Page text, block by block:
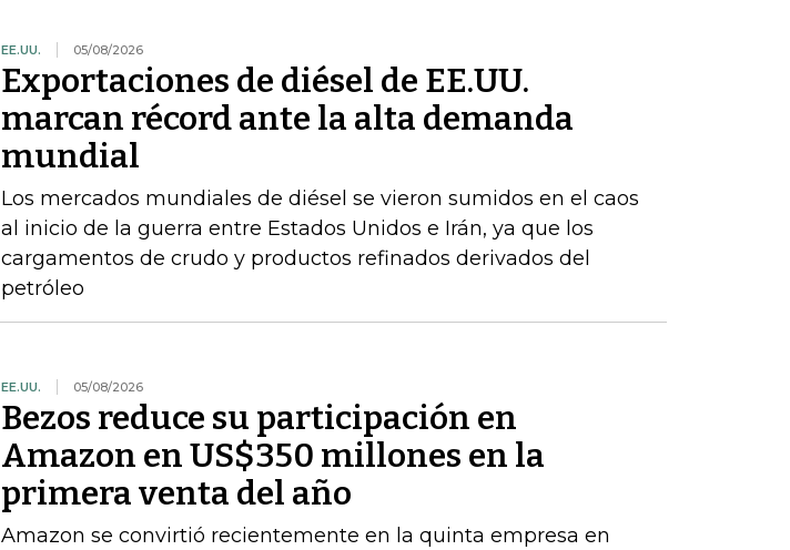
EE.UU. 05/08/2026
Exportaciones de diésel de EE.UU.
marcan récord ante la alta demanda
mundial
Los mercados mundiales de diésel se vieron sumidos en el caos
al inicio de la guerra entre Estados Unidos e Irán, ya que los
cargamentos de crudo y productos refinados derivados del
petróleo
EE.UU. 05/08/2026
Bezos reduce su participación en
Amazon en US$350 millones en la
primera venta del año
Amazon se convirtió recientemente en la quinta empresa en